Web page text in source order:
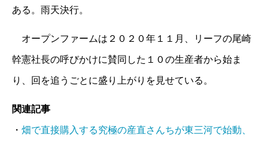
ある。雨天決行。
オープンファームは２０２０年１１月、リーフの尾崎
幹憲社長の呼びかけに賛同した１０の生産者から始ま
り、回を追うごとに盛り上がりを見せている。
関連記事
・ 畑で直接購入する究極の産直さんちが東三河で始動、